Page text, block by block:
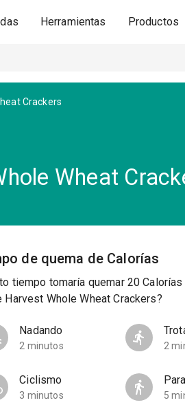
Herramientas Productos
Crackers
Wheat
de quema de Calorías
tiempo tomaría quemar 20
Harvest Whole Wheat Crackers?
Nadando
2 minutos 2
Ciclismo
3 minutos 5